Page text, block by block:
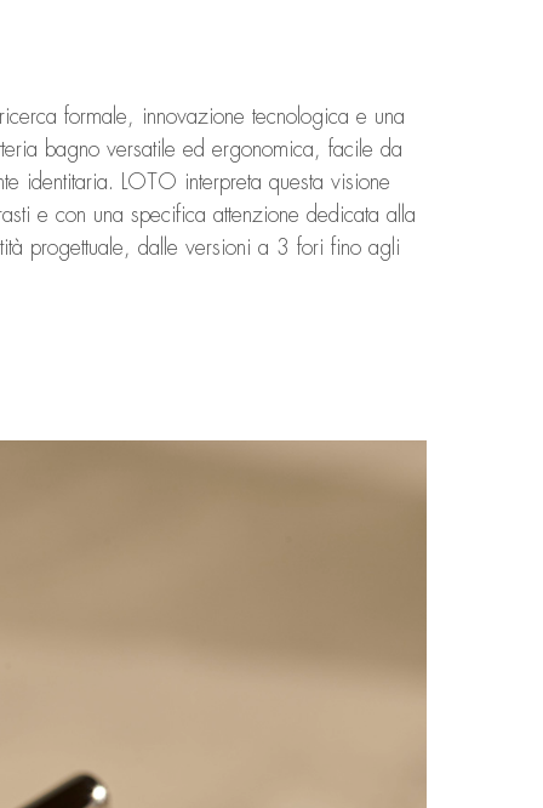
formale, innovazione tecnologica e una
bagno versatile ed ergonomica, facile da
identitaria. LOTO interpreta questa visione
e con una specifica attenzione dedicata alla
progettuale, dalle versioni a 3 fori fino agli